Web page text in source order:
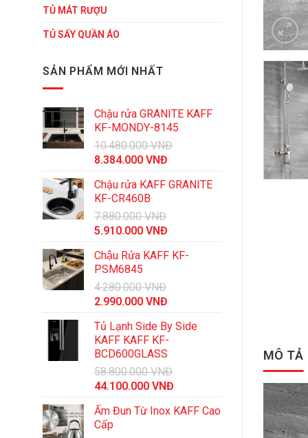
TỦ MÁT RƯỢU
TỦ SẤY QUẦN ÁO
SẢN PHẨM MỚI NHẤT
Chậu rửa GRANITE KAFF
KF-MONDY-8145
10.480.000VNĐ
Giá
là:
10.480.000 VNĐ.
8.384.000 VNĐ
tại
Chậu rửa KAFF GRANITE
KF-CR460B
7.880.000VNĐ
Giá
là:
7.880.000 VNĐ.
5.910.000 VNĐ
tại
Chậu Rửa KAFF KF-
PSM6845
4.280.000VNĐ
Giá
là:
4.280.000 VNĐ.
2.990.000 VNĐ
tại
là:
Tủ Lạnh Side By Side
KAFF KAFF KF-
BCD600GLASS
58.800.000VNĐ
Giá
là:
58.800.000 VNĐ.
44.100.000 VNĐ
tại
Ấm Đun Từ Inox KAFF Cao
Cấp
MÔ TẢ